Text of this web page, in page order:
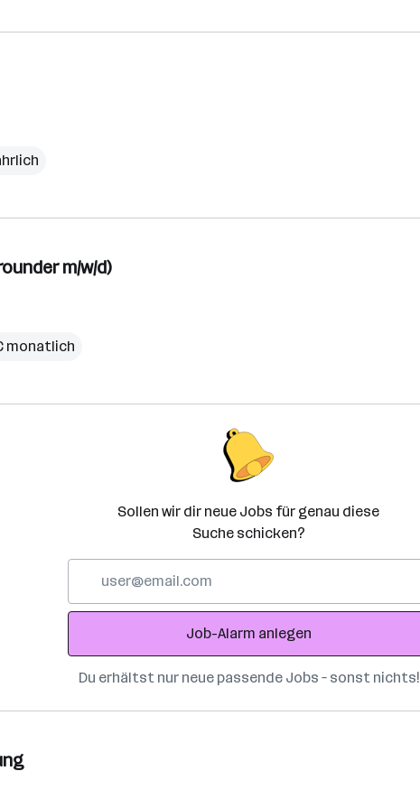
m/w/d)
monatlich
Sollen wir dir neue Jobs für genau diese
Suche schicken?
Adresse
Job-Alarm anlegen
Du erhältst nur neue passende Jobs – sonst nichts!